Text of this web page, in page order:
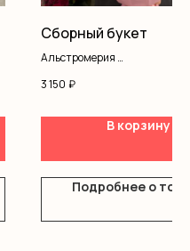
Сборный букет
Альстромерия
Розы одноголовые
Оформление
3 150 ₽
В корзину
Подробнее о